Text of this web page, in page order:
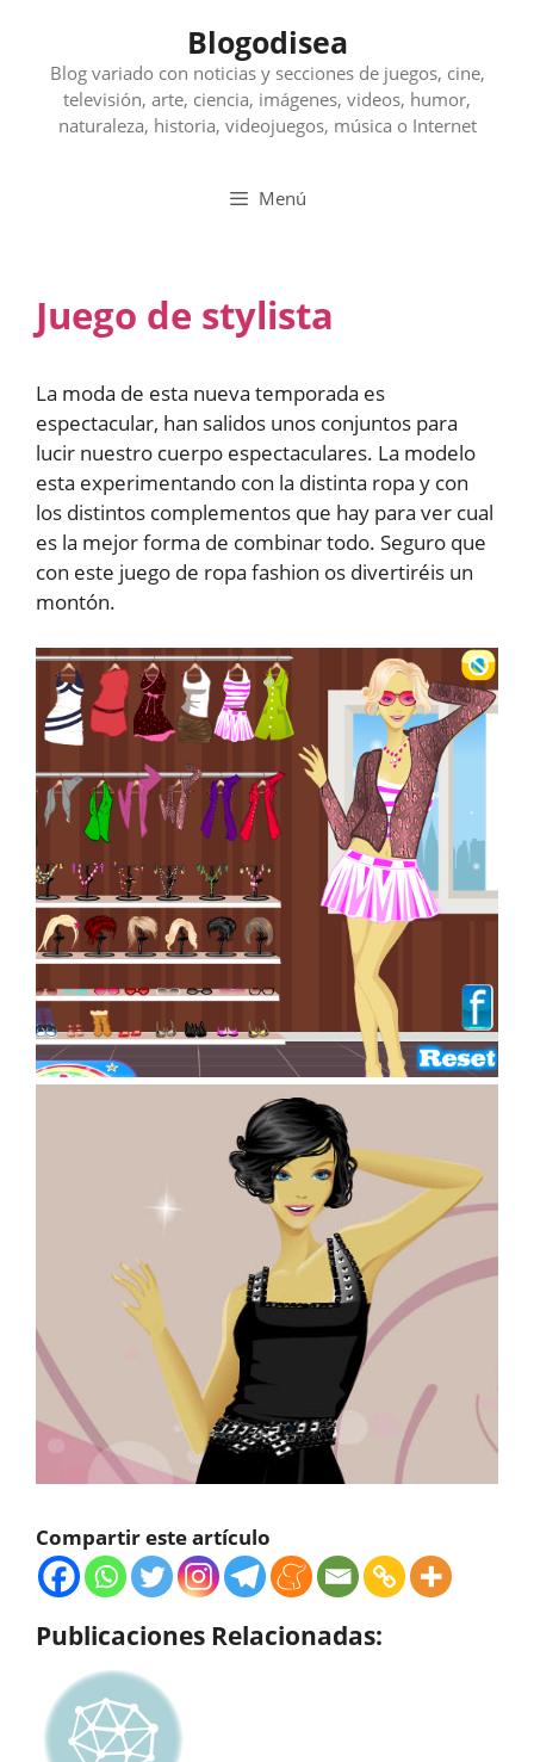
contenido
Blogodisea
Blog variado con noticias y secciones de juegos, cine,
televisión, arte, ciencia, imágenes, videos, humor,
naturaleza, historia, videojuegos, música o Internet
Menú
Juego de stylista
La moda de esta nueva temporada es
espectacular, han salidos unos conjuntos para
lucir nuestro cuerpo espectaculares. La modelo
esta experimentando con la distinta ropa y con
los distintos complementos que hay para ver cual
es la mejor forma de combinar todo. Seguro que
con este juego de ropa fashion os divertiréis un
montón.
Compartir este artículo
Publicaciones Relacionadas: